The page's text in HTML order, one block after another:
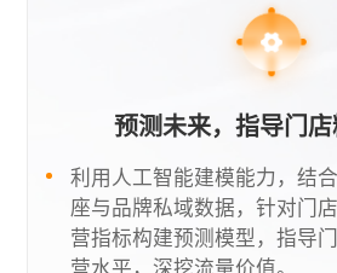
预测未来，指导门
利用人工智能建模能力，结
座与品牌私域数据，针对门
营指标构建预测模型，指导